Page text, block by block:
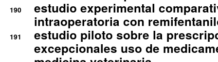
190
estudio experimental
intraoperatoria con
191
estudio piloto sobre la
excepcionales uso de